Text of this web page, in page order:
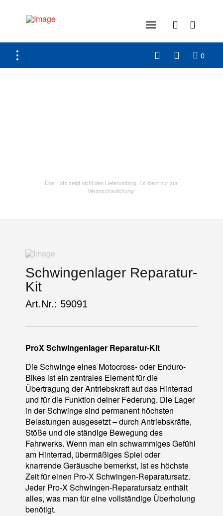
0
Das Foto zeigt nicht den Lieferumfang. Es dient nur zur
Veranschaulichung!
Schwingenlager Reparatur-
Kit
Art.Nr.: 59091
ProX Schwingenlager Reparatur-Kit
Die Schwinge eines Motocross- oder Enduro-
Bikes ist ein zentrales Element für die
Übertragung der Antriebskraft auf das Hinterrad
und für die Funktion deiner Federung. Die Lager
in der Schwinge sind permanent höchsten
Belastungen ausgesetzt – durch Antriebskräfte,
Stöße und die ständige Bewegung des
Fahrwerks. Wenn man ein schwammiges Gefühl
am Hinterrad, übermäßiges Spiel oder
knarrende Geräusche bemerkst, ist es höchste
Zeit für einen Pro-X Schwingen-Reparatursatz.
Jeder Pro-X Schwingen-Reparatursatz enthält
alles, was man für eine vollständige Überholung
benötigt.